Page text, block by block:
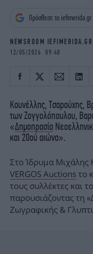
OSCARSΠρόσθεσε το iefimerida.gr
NEWSROOM IEFIMERIDA.GR
12/05/2026 09:40
Κουνέλλης, Τσαρούχης,
των Ζογγολόπουλου,
«Δημοπρασία
και 20ού αιώνα».
Στο Ίδρυμα Μιχάλης
VERGOS Auctions το
τους συλλέκτες και
παρουσιάζοντας τη
Ζωγραφικής &